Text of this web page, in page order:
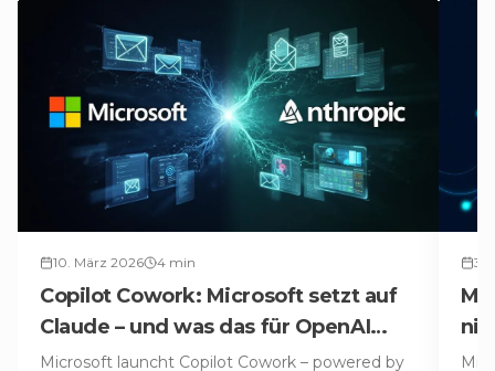
10. März 2026 4 min
Copilot Cowork: Microsoft setzt auf
Claude – und was das für OpenAI
bedeutet
Microsoft launcht Copilot Cowork – powered by
3.